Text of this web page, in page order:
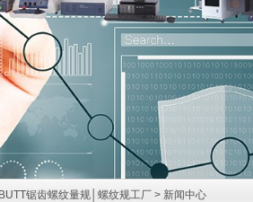
锯齿螺纹量规│螺纹规工厂 > 新闻中心